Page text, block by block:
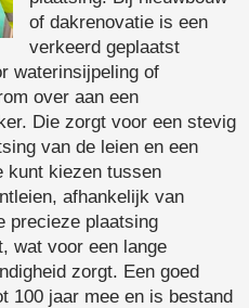
of dakrenovatie is een
verkeerd geplaatst
waterinsijpeling of
over aan een
Die zorgt voor een stevig
van de leien en een
kunt kiezen tussen
afhankelijk van
precieze plaatsing
wat voor een lange
zorgt. Een goed
100 jaar mee en is bestand